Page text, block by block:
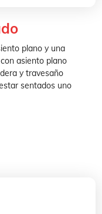
plano y una
asiento plano
y travesaño
sentados uno